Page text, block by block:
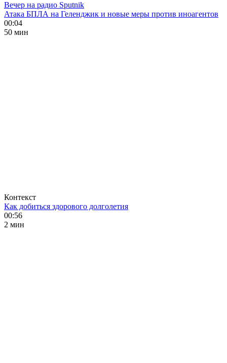
Вечер на радио Sputnik
Атака БПЛА на Геленджик и новые меры против иноагентов
00:04
50 мин
Контекст
Как добиться здорового долголетия
00:56
2 мин